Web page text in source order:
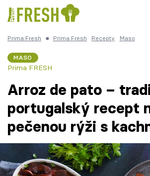
Česká kuchyně
Témata
Recepty
Prima Fresh ■ Prima Fresh Recepty Maso
MASO
Prima FRESH
Arroz de pato –
portugalský recept
pečenou rýži s